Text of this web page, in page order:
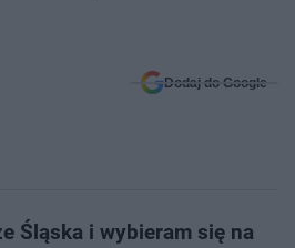
Dodaj do Google
Śląska i wybieram się na